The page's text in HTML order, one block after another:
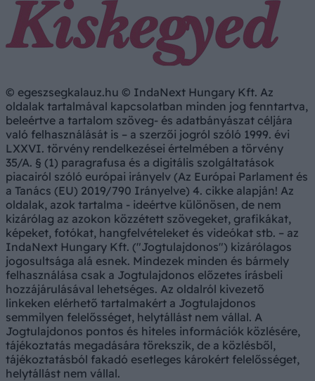
© egeszsegkalauz.hu © IndaNext Hungary Kft. Az
oldalak tartalmával kapcsolatban minden jog fenntartva,
beleértve a tartalom szöveg- és adatbányászat céljára
való felhasználását is – a szerzői jogról szóló 1999. évi
LXXVI. törvény rendelkezései értelmében a törvény
35/A. § (1) paragrafusa és a digitális szolgáltatások
piacairól szóló európai irányelv (Az Európai Parlament és
a Tanács (EU) 2019/790 Irányelve) 4. cikke alapján! Az
oldalak, azok tartalma - ideértve különösen, de nem
kizárólag az azokon közzétett szövegeket, grafikákat,
képeket, fotókat, hangfelvételeket és videókat stb. – az
IndaNext Hungary Kft. ("Jogtulajdonos") kizárólagos
jogosultsága alá esnek. Mindezek minden és bármely
felhasználása csak a Jogtulajdonos előzetes írásbeli
hozzájárulásával lehetséges. Az oldalról kivezető
linkeken elérhető tartalmakért a Jogtulajdonos
semmilyen felelősséget, helytállást nem vállal. A
Jogtulajdonos pontos és hiteles információk közlésére,
tájékoztatás megadására törekszik, de a közlésből,
tájékoztatásból fakadó esetleges károkért felelősséget,
helytállást nem vállal.